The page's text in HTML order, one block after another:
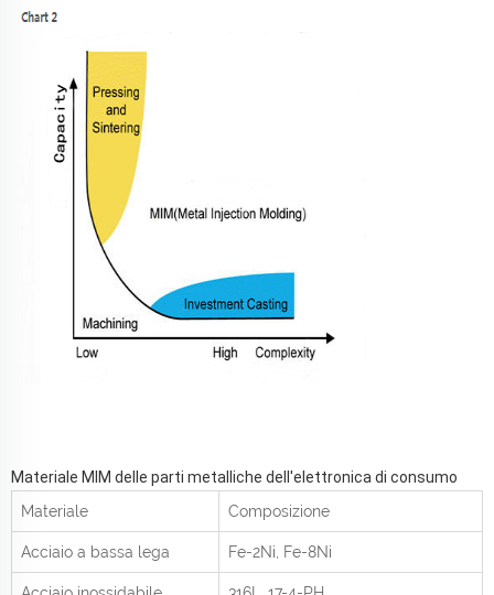
Materiale MIM delle parti metalliche dell'elettronica di consumo
Materiale
Composizione
Acciaio a bassa lega Fe-2Ni, Fe-8Ni